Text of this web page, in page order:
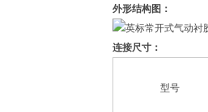
外形结构图：
连接尺寸：
型号